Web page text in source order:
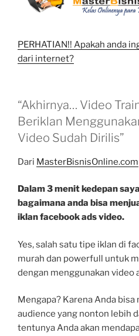
PERHATIAN!! Apakah anda
dari internet?
“Akhirnya… Video
Beriklan
Video Sudah Dirilis”
Dari MasterBisnisOnline.com
Dalam 3 menit kedepan
bagaimana anda bisa
iklan facebook ads video.
Yes, salah satu tipe iklan di
murah dan powerfull untuk
dengan menggunakan video
Mengapa? Karena Anda
audience yang nonton lebih
tentunya Anda akan